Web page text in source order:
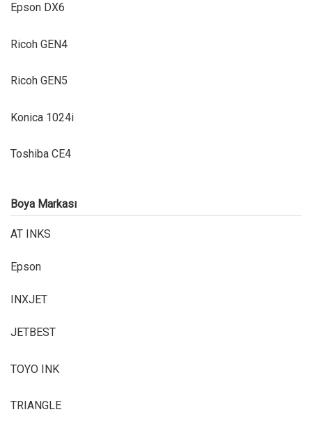
Epson DX6
Ricoh GEN4
Ricoh GEN5
Konica 1024i
Toshiba CE4
Boya Markası
AT INKS
Epson
INXJET
JETBEST
TOYO INK
TRIANGLE